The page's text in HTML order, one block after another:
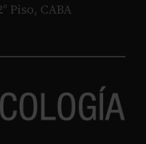
Piso, CABA